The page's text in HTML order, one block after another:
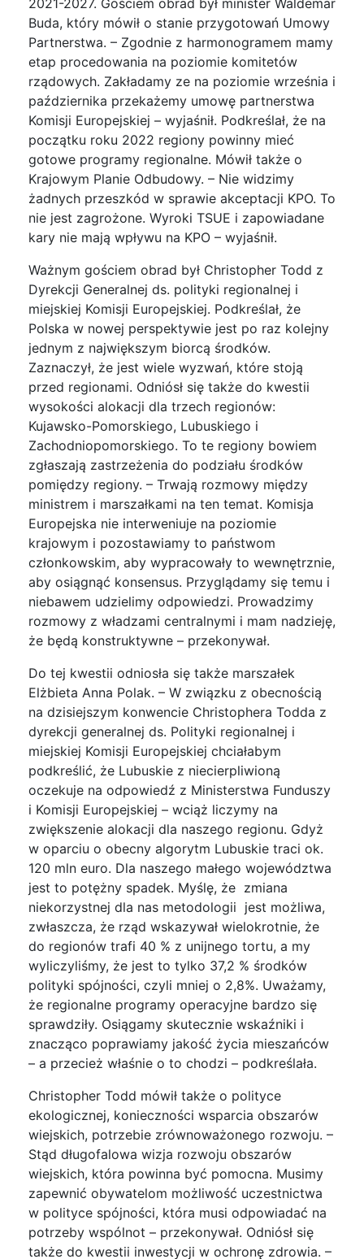
2021-2027. Gościem obrad był minister Waldemar
Buda, który mówił o stanie przygotowań Umowy
Partnerstwa. – Zgodnie z harmonogramem mamy
etap procedowania na poziomie komitetów
rządowych. Zakładamy ze na poziomie września i
października przekażemy umowę partnerstwa
Komisji Europejskiej – wyjaśnił. Podkreślał, że na
początku roku 2022 regiony powinny mieć
gotowe programy regionalne. Mówił także o
Krajowym Planie Odbudowy. – Nie widzimy
żadnych przeszkód w sprawie akceptacji KPO. To
nie jest zagrożone. Wyroki TSUE i zapowiadane
kary nie mają wpływu na KPO – wyjaśnił.
Ważnym gościem obrad był Christopher Todd z
Dyrekcji Generalnej ds. polityki regionalnej i
miejskiej Komisji Europejskiej. Podkreślał, że
Polska w nowej perspektywie jest po raz kolejny
jednym z największym biorcą środków.
Zaznaczył, że jest wiele wyzwań, które stoją
przed regionami. Odniósł się także do kwestii
wysokości alokacji dla trzech regionów:
Kujawsko-Pomorskiego, Lubuskiego i
Zachodniopomorskiego. To te regiony bowiem
zgłaszają zastrzeżenia do podziału środków
pomiędzy regiony. – Trwają rozmowy między
ministrem i marszałkami na ten temat. Komisja
Europejska nie interweniuje na poziomie
krajowym i pozostawiamy to państwom
członkowskim, aby wypracowały to wewnętrznie,
aby osiągnąć konsensus. Przyglądamy się temu i
niebawem udzielimy odpowiedzi. Prowadzimy
rozmowy z władzami centralnymi i mam nadzieję,
że będą konstruktywne – przekonywał.
Do tej kwestii odniosła się także marszałek
Elżbieta Anna Polak. – W związku z obecnością
na dzisiejszym konwencie Christophera Todda z
dyrekcji generalnej ds. Polityki regionalnej i
miejskiej Komisji Europejskiej chciałabym
podkreślić, że Lubuskie z niecierpliwioną
oczekuje na odpowiedź z Ministerstwa Funduszy
i Komisji Europejskiej – wciąż liczymy na
zwiększenie alokacji dla naszego regionu. Gdyż
w oparciu o obecny algorytm Lubuskie traci ok.
120 mln euro. Dla naszego małego województwa
jest to potężny spadek. Myślę, że zmiana
niekorzystnej dla nas metodologii jest możliwa,
zwłaszcza, że rząd wskazywał wielokrotnie, że
do regionów trafi 40 % z unijnego tortu, a my
wyliczyliśmy, że jest to tylko 37,2 % środków
polityki spójności, czyli mniej o 2,8%. Uważamy,
że regionalne programy operacyjne bardzo się
sprawdziły. Osiągamy skutecznie wskaźniki i
znacząco poprawiamy jakość życia mieszańców
– a przecież właśnie o to chodzi – podkreślała.
Christopher Todd mówił także o polityce
ekologicznej, konieczności wsparcia obszarów
wiejskich, potrzebie zrównoważonego rozwoju. –
Stąd długofalowa wizja rozwoju obszarów
wiejskich, która powinna być pomocna. Musimy
zapewnić obywatelom możliwość uczestnictwa
w polityce spójności, która musi odpowiadać na
potrzeby wspólnot – przekonywał. Odniósł się
także do kwestii inwestycji w ochronę zdrowia. –